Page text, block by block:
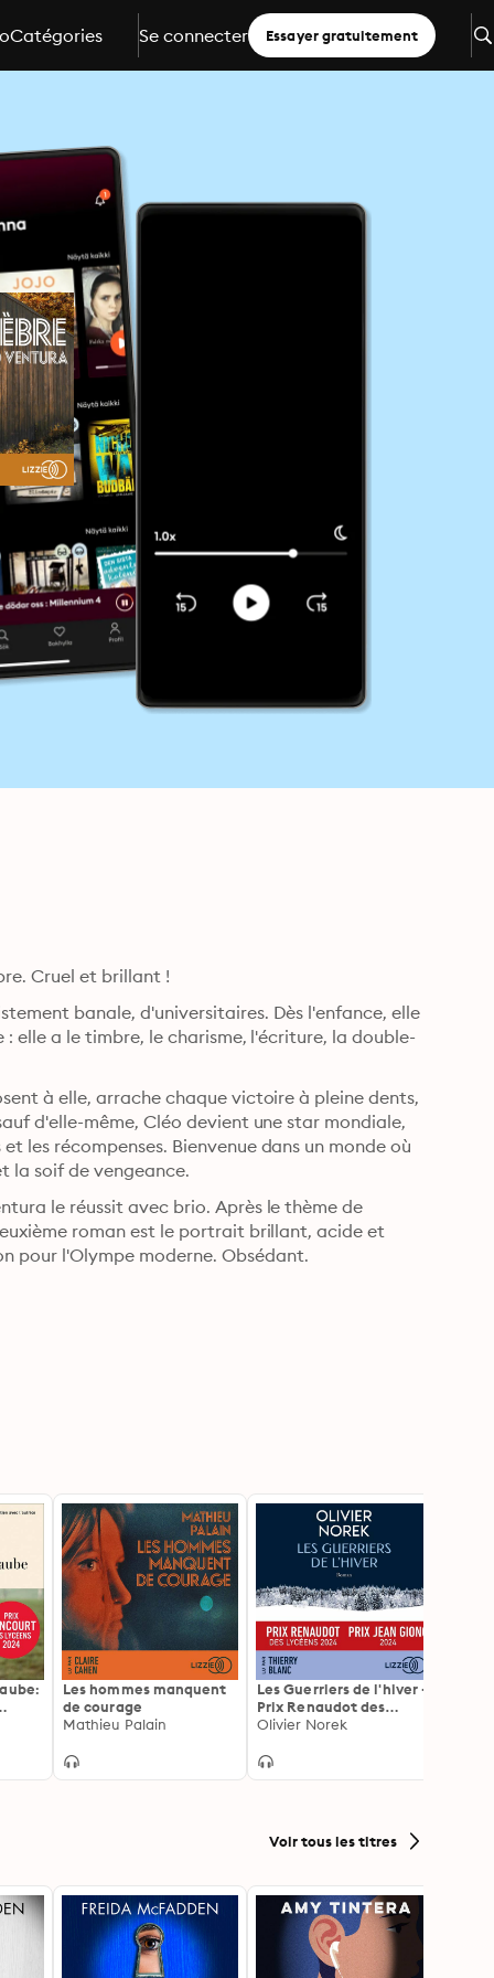
Catégories Se connecter Essayer gratuitement
Cruel et brillant !
banale, d'universitaires. Dès l'enfance, elle
: elle a le timbre, le charisme, l'écriture, la double-
à elle, arrache chaque victoire à pleine dents,
d'elle-même, Cléo devient une star mondiale,
les récompenses. Bienvenue dans un monde où
la soif de vengeance.
le réussit avec brio. Après le thème de
roman est le portrait brillant, acide et
pour l'Olympe moderne. Obsédant.
Les hommes manquent
de courage
Mathieu Palain
Les Guerriers de l'hiver -
Prix Renaudot des
Lycéens 2024
Olivier Norek
Voir tous les titres